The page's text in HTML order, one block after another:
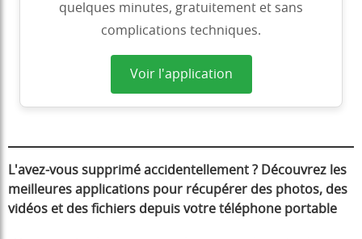
quelques minutes, gratuitement et sans
complications techniques.
Voir l'application
L'avez-vous supprimé accidentellement ? Découvrez les
meilleures applications pour récupérer des photos, des
vidéos et des fichiers depuis votre téléphone portable